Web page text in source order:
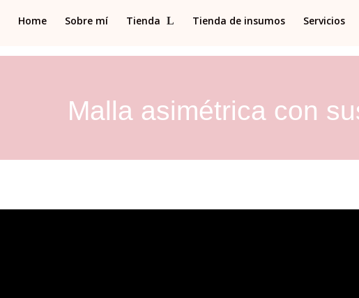
Home Sobre mí Tienda Tienda de insumos Servicios
Malla asimétrica con